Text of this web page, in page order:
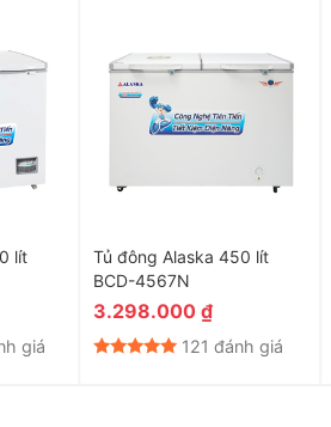
tủ
lít
giá
Tủ đông Alaska 450 lít
BCD-4567N
3.298.000 ₫
121 đánh giá